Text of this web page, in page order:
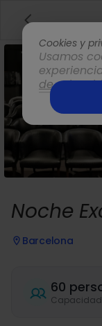
Noche
Barcelona
60
Capacidad
Cookies y
Usamos
de